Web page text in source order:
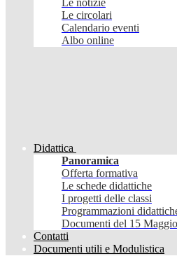
Le notizie
Le circolari
Calendario eventi
Albo online
Didattica
Panoramica
Offerta formativa
Le schede didattiche
I progetti delle classi
Programmazioni
Documenti del 15
Contatti
Documenti utili e Modulistica